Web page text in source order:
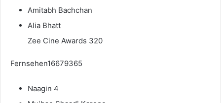
Amitabh Bachchan
Alia Bhatt
Zee Cine Awards 320
Fernsehen16679365
Naagin 4